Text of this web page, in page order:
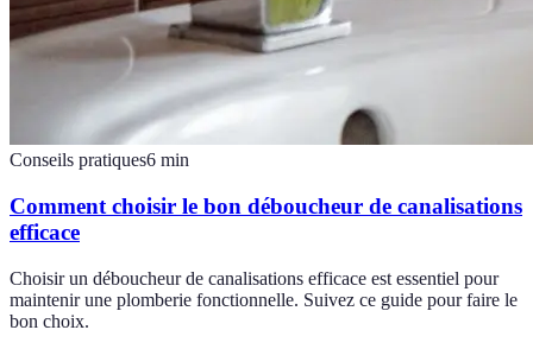
Conseils pratiques6 min
Comment choisir le bon déboucheur de canalisations
efficace
Choisir un déboucheur de canalisations efficace est essentiel pour
maintenir une plomberie fonctionnelle. Suivez ce guide pour faire le
bon choix.